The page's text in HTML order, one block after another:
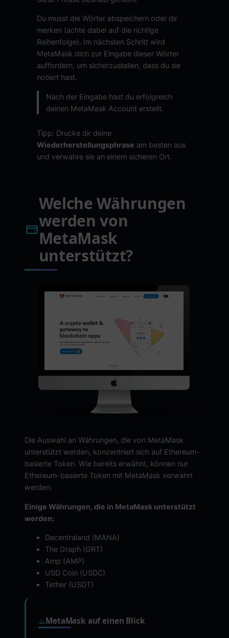
Du musst die Wörter abspeichern oder dir
merken (achte dabei auf die richtige
Reihenfolge). Im nächsten Schritt wird
MetaMask dich zur Eingabe dieser Wörter
auffordern, um sicherzustellen, dass du sie
notiert hast.
Nach der Eingabe hast du erfolgreich
deinen MetaMask Account erstellt.
Tipp: Drucke dir deine
Wiederherstellungsphrase am besten aus
und verwahre sie an einem sicheren Ort.
Welche Währungen
werden von
MetaMask
unterstützt?
Die Auswahl an Währungen, die von MetaMask
unterstützt werden, konzentriert sich auf Ethereum-
basierte Token. Wie bereits erwähnt, können nur
Ethereum-basierte Token mit MetaMask verwahrt
werden.
Einige Währungen, die in MetaMask unterstützt
werden:
Decentraland (MANA)
The Graph (GRT)
Amp (AMP)
USD Coin (USDC)
Tether (USDT)
MetaMask auf einen Blick